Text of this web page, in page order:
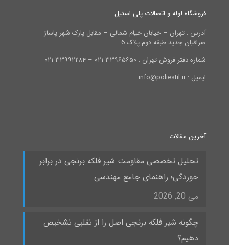
فروشگاه لوله و اتصالات پلی استیل
آدرس : تهران – خیابان خیام شمالی – مقابل پارک شهر پاساژ
صرافیان جدید طبقه دوم پلاک 6
شماره دفتر فروش تهران : ۳۳۹۶۵۶۵۰ ۰۲۱ – ۳۳۹۹۲۲۸۴ ۰۲۱
ایمیل : info@poliestil.ir
آخرین مقالات
تحلیل تخصصی مقاومت شیر فلکه برنجی در برابر
خوردگی؛ راهنمای جامع مهندسی
می 20, 2026
چگونه شیر فلکه برنجی اصل را از تقلبی تشخیص
دهیم؟